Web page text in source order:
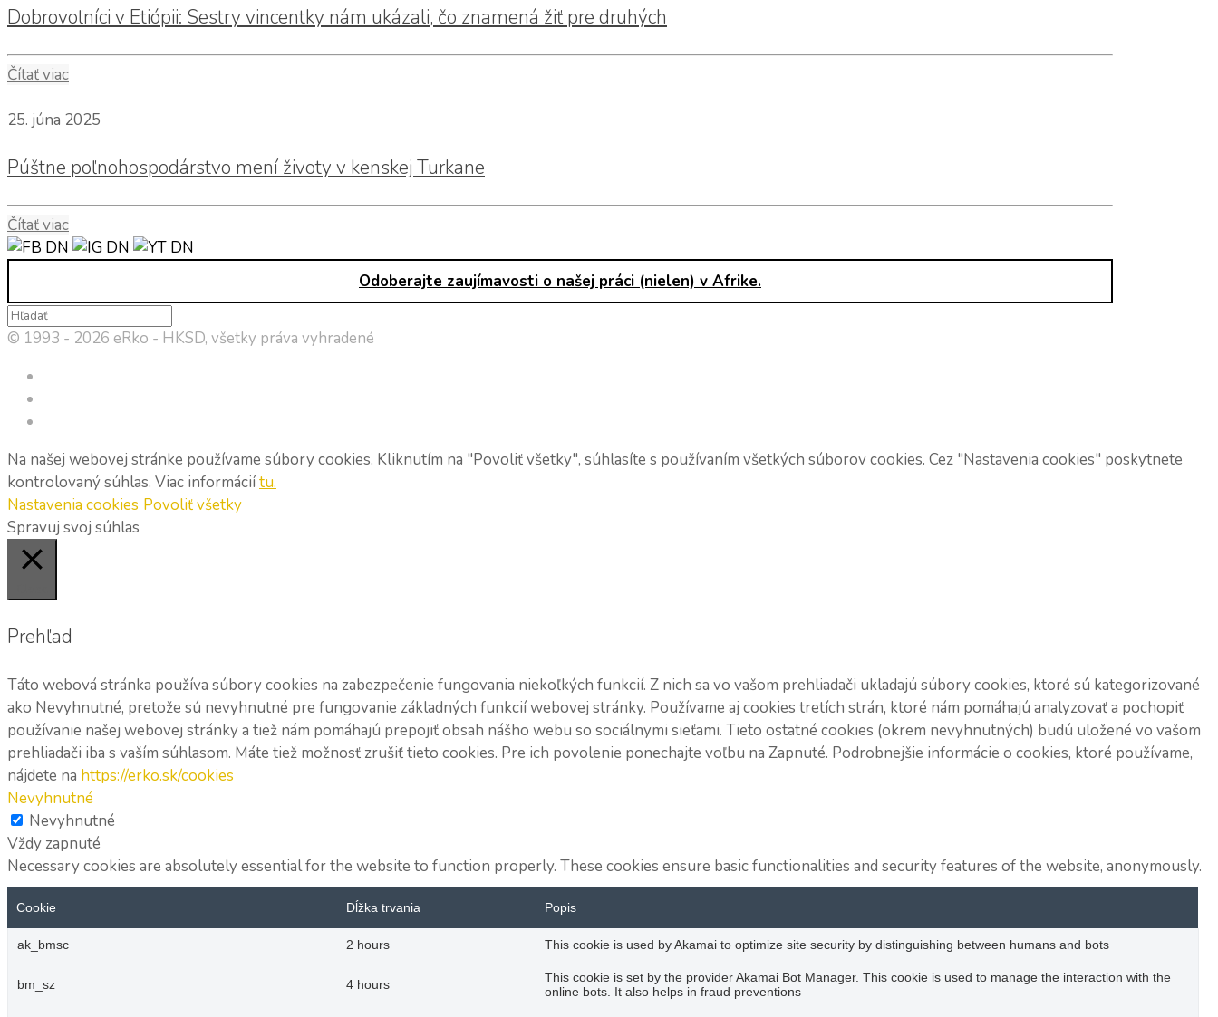
Dobrovoľníci v Etiópii: Sestry vincentky nám ukázali, čo znamená žiť pre druhých
Čítať viac
25. júna 2025
Púštne poľnohospodárstvo mení životy v kenskej Turkane
Čítať viac
Odoberajte zaujímavosti o našej práci (nielen) v Afrike.
© 1993 - 2026 eRko - HKSD, všetky práva vyhradené
Na našej webovej stránke používame súbory cookies. Kliknutím na "Povoliť všetky", súhlasíte s používaním všetkých súborov cookies. Cez "Nastavenia cookies" poskytnete
kontrolovaný súhlas. Viac informáciítu.
Nastavenia cookies Povoliť všetky
Spravuj svoj súhlas
Prehľad
Táto webová stránka používa súbory cookies na zabezpečenie fungovania niekoľkých funkcií. Z nich sa vo vašom prehliadači ukladajú súbory cookies, ktoré sú kategorizované
ako Nevyhnutné, pretože sú nevyhnutné pre fungovanie základných funkcií webovej stránky. Používame aj cookies tretích strán, ktoré nám pomáhajú analyzovať a pochopiť
používanie našej webovej stránky a tiež nám pomáhajú prepojiť obsah nášho webu so sociálnymi sieťami. Tieto ostatné cookies (okrem nevyhnutných) budú uložené vo vašom
prehliadači iba s vaším súhlasom. Máte tiež možnosť zrušiť tieto cookies. Pre ich povolenie ponechajte voľbu na Zapnuté. Podrobnejšie informácie o cookies, ktoré používame,
nájdete na https://erko.sk/cookies
Nevyhnutné
Nevyhnutné
Vždy zapnuté
Necessary cookies are absolutely essential for the website to function properly. These cookies ensure basic functionalities and security features of the website, anonymously.
Cookie Dĺžka trvania Popis
ak_bmsc 2 hours This cookie is used by Akamai to optimize site security by distinguishing between humans and bots
bm_sz 4 hours
This cookie is set by the provider Akamai Bot Manager. This cookie is used to manage the interaction with the
online bots. It also helps in fraud preventions